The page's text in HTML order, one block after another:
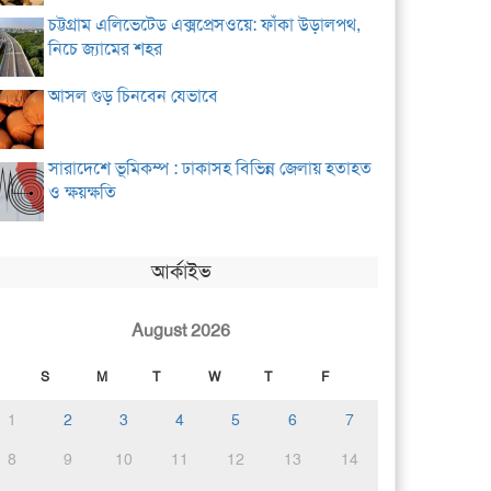
চট্টগ্রাম এলিভেটেড এক্সপ্রেসওয়ে: ফাঁকা উড়ালপথ,
নিচে জ্যামের শহর
আসল গুড় চিনবেন যেভাবে
সারাদেশে ভূমিকম্প : ঢাকাসহ বিভিন্ন জেলায় হতাহত
ও ক্ষয়ক্ষতি
আর্কাইভ
August 2026
S M T W T F
1 2 3 4 5 6
7
8
9 10 11 12 13
14